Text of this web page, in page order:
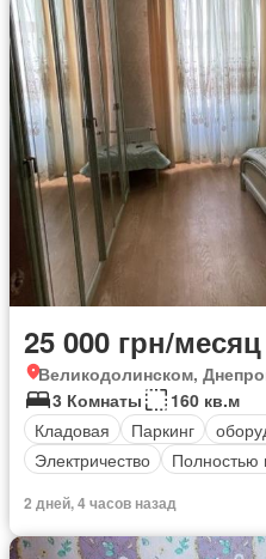
25 000 грн/месяц
Великодолинском,
3 Комнаты
160 кв.м
Кладовая
Паркинг
Электричество
Полностью
2 дней, 4 часов назад